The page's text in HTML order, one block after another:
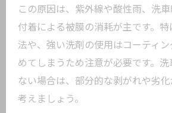
この原因は、紫外線や酸性雨、洗
付着による被膜の消耗が主です。
法や、強い洗剤の使用はコーティ
めてしまうため注意が必要です。
ない場合は、部分的な剥がれや劣
考えましょう。